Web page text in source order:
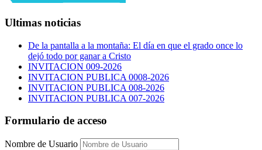
Ultimas noticias
De la pantalla a la montaña: El día en que el grado once lo
dejó todo por ganar a Cristo
INVITACION 009-2026
INVITACION PUBLICA 0008-2026
INVITACION PUBLICA 008-2026
INVITACION PUBLICA 007-2026
Formulario de acceso
Nombre de Usuario